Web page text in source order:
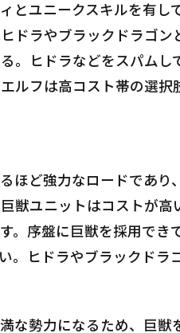
とユニークスキルを有し
ドラやブラックドラゴン
。ヒドラなどをスパムし
ルフは高コスト帯の選択
ほど強力なロードであり
獣ユニットはコストが高
。序盤に巨獣を採用でき
。ヒドラやブラックドラ
な勢力になるため、巨獣